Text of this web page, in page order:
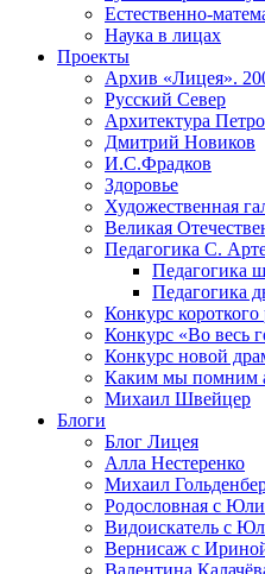
Естественно-
Наука в лицах
Проекты
Архив «Лицея».
Русский Север
Архитектура
Дмитрий Новиков
И.С.Фрадков
Здоровье
Художественная
Великая
Педагогика С.
Педагогика
Педагогика
Конкурс короткого
Конкурс «Во весь
Конкурс новой
Каким мы помним
Михаил Швейцер
Блоги
Блог Лицея
Алла Нестеренко
Михаил
Родословная с
Видоискатель с
Вернисаж с